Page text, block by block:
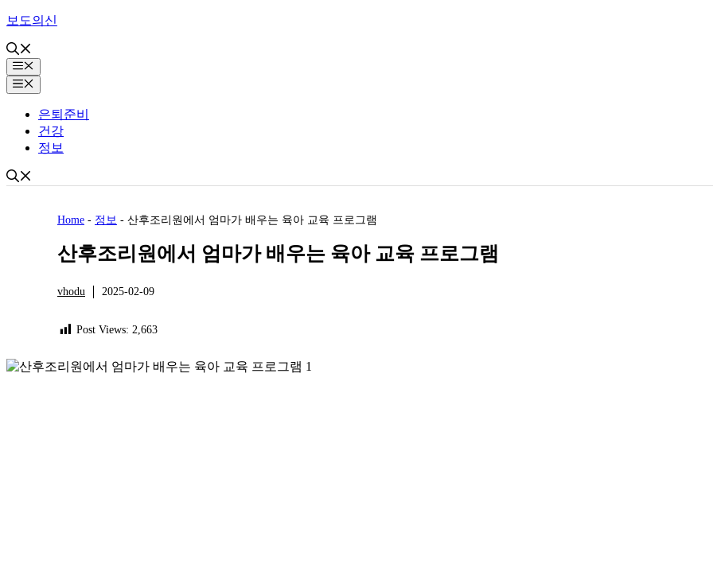
Skip
content
보도의신
Menu
Menu
은퇴준비
건강
정보
Home - 정보 - 산후조리원에서 엄마가 배우는 육아 교육 프로그램
산후조리원에서 엄마가 배우는 육아 교육 프로그램
vhodu 2025-02-09
Post Views: 2,663